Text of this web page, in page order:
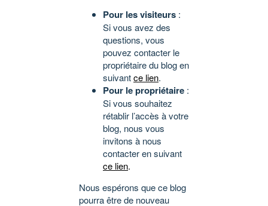
Pour les visiteurs :
Si vous avez des
questions, vous
pouvez contacter le
propriétaire du blog en
suivantce lien.
Pour le propriétaire :
Si vous souhaitez
rétablir l’accès à votre
blog, nous vous
invitons à nous
contacter en suivant
ce lien.
Nous espérons que ce blog
pourra être de nouveau